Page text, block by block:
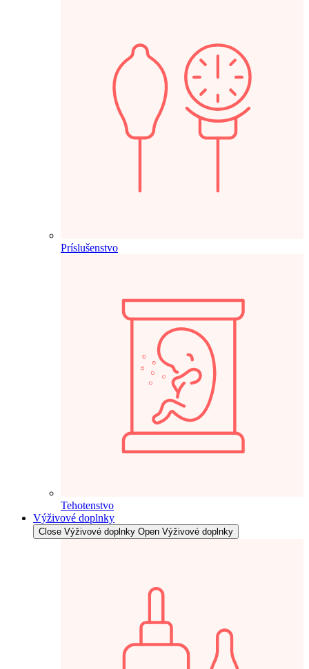
Príslušenstvo
Tehotenstvo
Výživové doplnky
Close Výživové doplnky Open Výživové doplnky